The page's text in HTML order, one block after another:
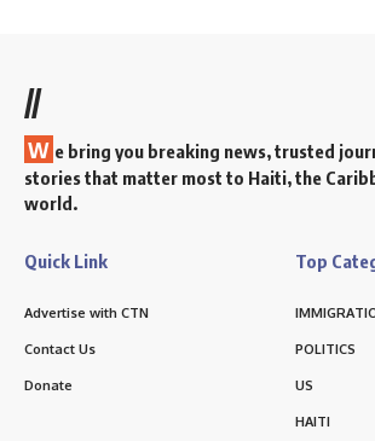
//
W e bring you breaking news, trusted
stories that matter most to Haiti, the
world.
Quick Link
Advertise with CTN
Contact Us
Donate
Top
POLITICS
US
HAITI